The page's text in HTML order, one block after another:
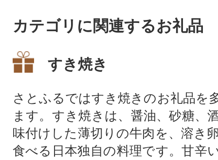
カテゴリに関連するお礼品
すき焼き
さとふるではすき焼きのお礼品を
ます。すき焼きは、醤油、砂糖、
味付けした薄切りの牛肉を、溶き
食べる日本独自の料理です。甘辛